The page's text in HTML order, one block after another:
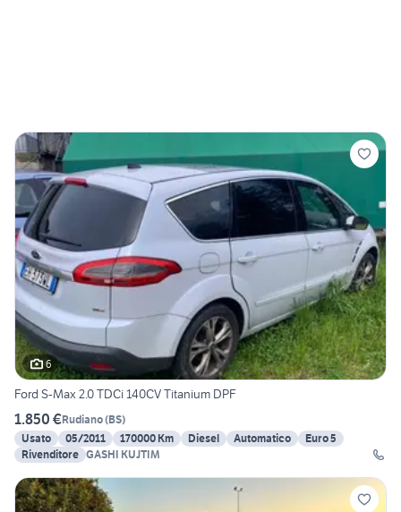
6
Ford S-Max 2.0 TDCi 140CV Titanium DPF
1.850 €Rudiano(BS)
Usato
05/2011 170000 Km Diesel Automatico
Euro 5
Rivenditore GASHI KUJTIM